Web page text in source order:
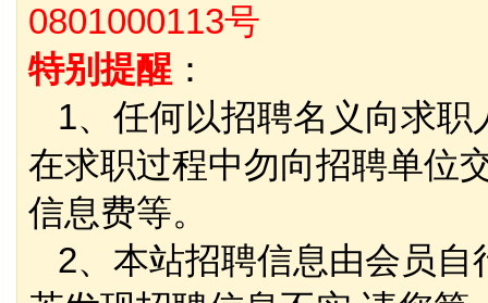
0801000113号
特别提醒 ：
1、任何以招聘名义向求职
在求职过程中勿向招聘单位
信息费等。
2、本站招聘信息由会员自